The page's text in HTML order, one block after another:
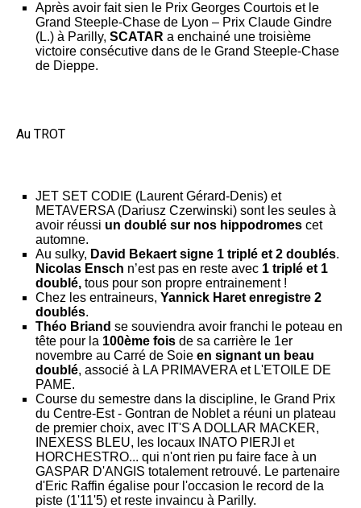
Après avoir fait sien le Prix Georges Courtois et le
Grand Steeple-Chase de Lyon – Prix Claude Gindre
(L.) à Parilly, SCATAR a enchainé une troisième
victoire consécutive dans de le Grand Steeple-Chase
de Dieppe.
Au TROT
JET SET CODIE (Laurent Gérard-Denis) et
METAVERSA (Dariusz Czerwinski) sont les seules à
avoir réussi un doublé sur nos hippodromes cet
automne.
Au sulky, David Bekaert signe 1 triplé et 2 doublés.
Nicolas Ensch n’est pas en reste avec 1 triplé et 1
doublé, tous pour son propre entrainement !
Chez les entraineurs, Yannick Haret enregistre 2
doublés.
Théo Briand se souviendra avoir franchi le poteau en
tête pour la 100ème fois de sa carrière le 1er
novembre au Carré de Soie en signant un beau
doublé, associé à LA PRIMAVERA et L'ETOILE DE
PAME.
Course du semestre dans la discipline, le Grand Prix
du Centre-Est - Gontran de Noblet a réuni un plateau
de premier choix, avec IT'S A DOLLAR MACKER,
INEXESS BLEU, les locaux INATO PIERJI et
HORCHESTRO... qui n'ont rien pu faire face à un
GASPAR D'ANGIS totalement retrouvé. Le partenaire
d'Eric Raffin égalise pour l'occasion le record de la
piste (1'11'5) et reste invaincu à Parilly.